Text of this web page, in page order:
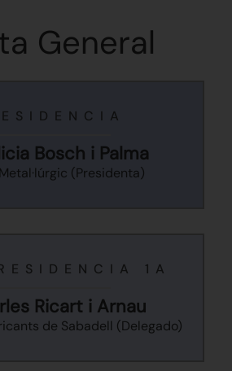
General
Bosch i Palma
(Presidenta)
1A
Ricart i Arnau
de Sabadell (Delegado)